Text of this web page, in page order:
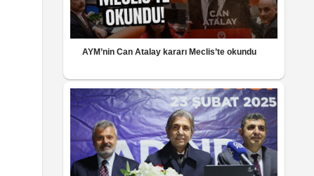
AYM’nin Can Atalay kararı Meclis’te okundu